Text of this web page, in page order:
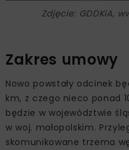
Zdjęcie: GDDKiA,
Zakres umowy
Nowo powstały odcinek
km, z czego nieco ponad
będzie w województwie
w woj. małopolskim.
skomunikowane trzema